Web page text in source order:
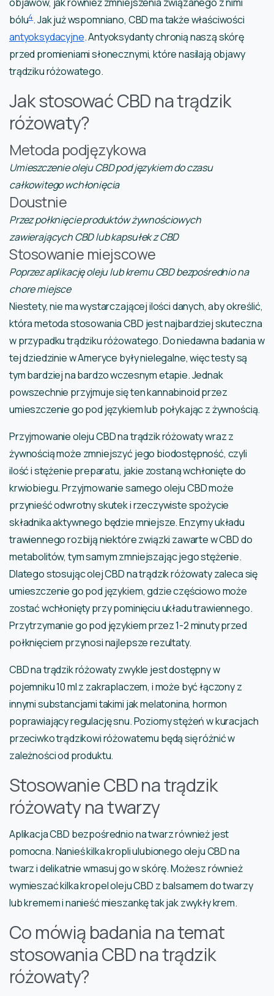
objawów, jak również zmniejszenia związanego z nimi
bólu4. Jak już wspomniano, CBD ma także właściwości
antyoksydacyjne. Antyoksydanty chronią naszą skórę
przed promieniami słonecznymi, które nasilają objawy
trądziku różowatego.
Jak stosować CBD na trądzik
różowaty?
Metoda podjęzykowa
Umieszczenie oleju CBD pod językiem do czasu
całkowitego wchłonięcia
Doustnie
Przez połknięcie produktów żywnościowych
zawierających CBD lub kapsułek z CBD
Stosowanie miejscowe
Poprzez aplikację oleju lub kremu CBD bezpośrednio na
chore miejsce
Niestety, nie ma wystarczającej ilości danych, aby określić,
która metoda stosowania CBD jest najbardziej skuteczna
w przypadku trądziku różowatego. Do niedawna badania w
tej dziedzinie w Ameryce były nielegalne, więc testy są
tym bardziej na bardzo wczesnym etapie. Jednak
powszechnie przyjmuje się ten kannabinoid przez
umieszczenie go pod językiem lub połykając z żywnością.
Przyjmowanie oleju CBD na trądzik różowaty wraz z
żywnością może zmniejszyć jego biodostępność, czyli
ilość i stężenie preparatu, jakie zostaną wchłonięte do
krwiobiegu. Przyjmowanie samego oleju CBD może
przynieść odwrotny skutek i rzeczywiste spożycie
składnika aktywnego będzie mniejsze. Enzymy układu
trawiennego rozbiją niektóre związki zawarte w CBD do
metabolitów, tym samym zmniejszając jego stężenie.
Dlatego stosując olej CBD na trądzik różowaty zaleca się
umieszczenie go pod językiem, gdzie częściowo może
zostać wchłonięty przy pominięciu układu trawiennego.
Przytrzymanie go pod językiem przez 1-2 minuty przed
połknięciem przynosi najlepsze rezultaty.
CBD na trądzik różowaty zwykle jest dostępny w
pojemniku 10 ml z zakraplaczem, i może być łączony z
innymi substancjami takimi jak melatonina, hormon
poprawiający regulację snu. Poziomy stężeń w kuracjach
przeciwko trądzikowi różowatemu będą się różnić w
zależności od produktu.
Stosowanie CBD na trądzik
różowaty na twarzy
Aplikacja CBD bezpośrednio na twarz również jest
pomocna. Nanieś kilka kropli ulubionego oleju CBD na
twarz i delikatnie wmasuj go w skórę. Możesz również
wymieszać kilka kropel oleju CBD z balsamem do twarzy
lub kremem i nanieść mieszankę tak jak zwykły krem.
Co mówią badania na temat
stosowania CBD na trądzik
różowaty?